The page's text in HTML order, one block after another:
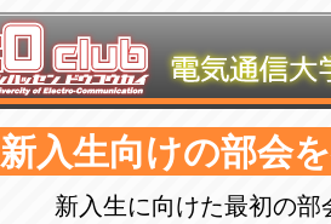
新入生向けの部会
新入生に向けた最初の